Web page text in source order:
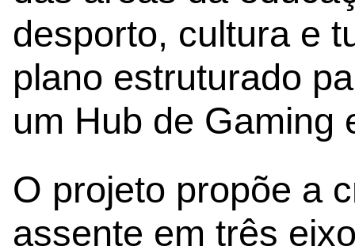
desporto, cultura e
plano estruturado
um Hub de Gaming
O projeto propõe a
assente em três